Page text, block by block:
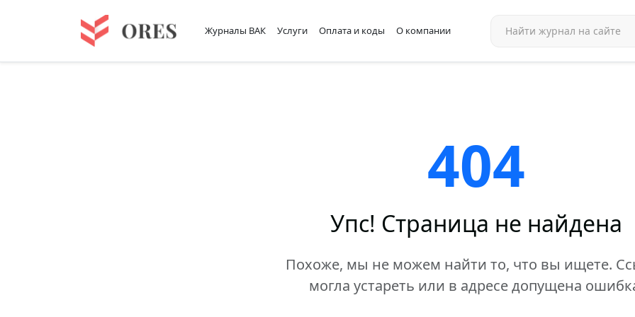
Журналы ВАК Услуги Оплата и коды О компании
404
Упс! Страница не найдена
Похоже, мы не можем найти то, что вы ищете.
могла устареть или в адресе допущена